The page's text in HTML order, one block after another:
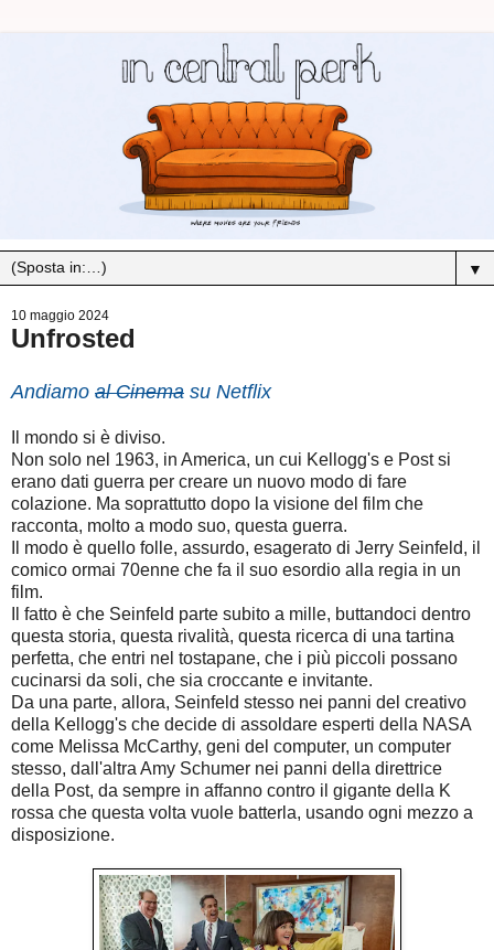
▼
10 maggio 2024
Unfrosted
Andiamo al Cinema su Netflix
Il mondo si è diviso.
Non solo nel 1963, in America, un cui Kellogg's e Post si
erano dati guerra per creare un nuovo modo di fare
colazione. Ma soprattutto dopo la visione del film che
racconta, molto a modo suo, questa guerra.
Il modo è quello folle, assurdo, esagerato di Jerry Seinfeld, il
comico ormai 70enne che fa il suo esordio alla regia in un
film.
Il fatto è che Seinfeld parte subito a mille, buttandoci dentro
questa storia, questa rivalità, questa ricerca di una tartina
perfetta, che entri nel tostapane, che i più piccoli possano
cucinarsi da soli, che sia croccante e invitante.
Da una parte, allora, Seinfeld stesso nei panni del creativo
della Kellogg's che decide di assoldare esperti della NASA
come Melissa McCarthy, geni del computer, un computer
stesso, dall'altra Amy Schumer nei panni della direttrice
della Post, da sempre in affanno contro il gigante della K
rossa che questa volta vuole batterla, usando ogni mezzo a
disposizione.